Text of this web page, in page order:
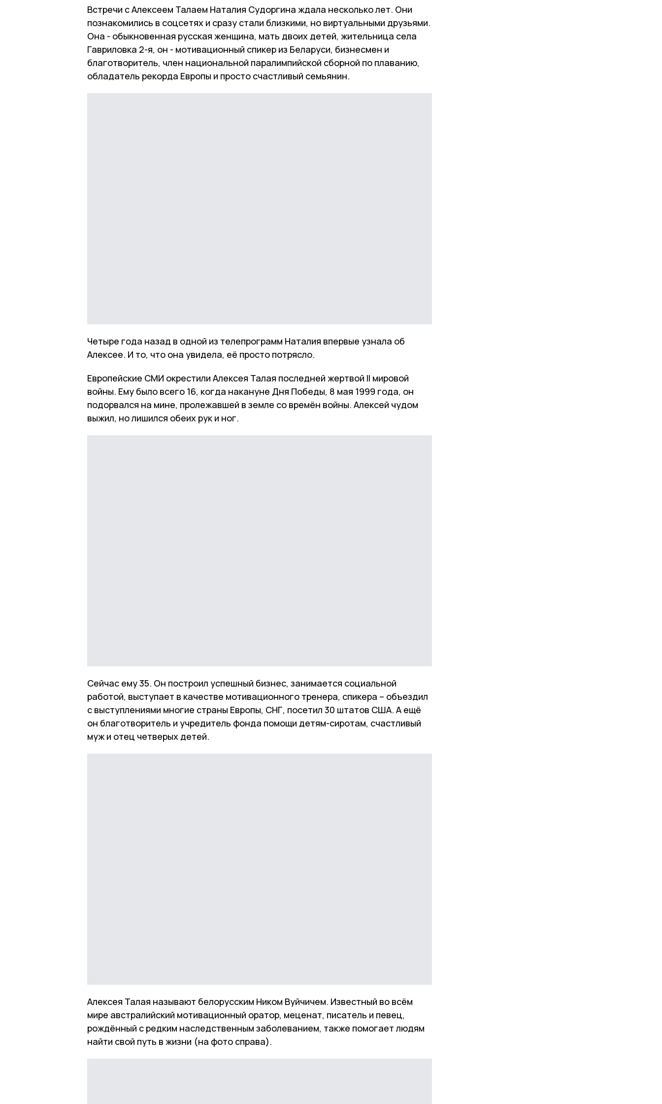
Встречи с Алексеем Талаем Наталия Судоргина ждала несколько лет. Они
познакомились в соцсетях и сразу стали близкими, но виртуальными друзьями.
Она - обыкновенная русская женщина, мать двоих детей, жительница села
Гавриловка 2-я, он - мотивационный спикер из Беларуси, бизнесмен и
благотворитель, член национальной паралимпийской сборной по плаванию,
обладатель рекорда Европы и просто счастливый семьянин.
Четыре года назад в одной из телепрограмм Наталия впервые узнала об
Алексее. И то, что она увидела, её просто потрясло.
Европейские СМИ окрестили Алексея Талая последней жертвой II мировой
войны. Ему было всего 16, когда накануне Дня Победы, 8 мая 1999 года, он
подорвался на мине, пролежавшей в земле со времён войны. Алексей чудом
выжил, но лишился обеих рук и ног.
Сейчас ему 35. Он построил успешный бизнес, занимается социальной
работой, выступает в качестве мотивационного тренера, спикера – объездил
с выступлениями многие страны Европы, СНГ, посетил 30 штатов США. А ещё
он благотворитель и учредитель фонда помощи детям-сиротам, счастливый
муж и отец четверых детей.
Алексея Талая называют белорусским Ником Вуйчичем. Известный во всём
мире австралийский мотивационный оратор, меценат, писатель и певец,
рождённый с редким наследственным заболеванием, также помогает людям
найти свой путь в жизни (на фото справа).